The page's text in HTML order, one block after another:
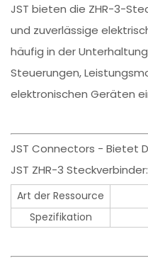
JST bieten die ZHR-3-
und zuverlässige
häufig in der
Steuerungen,
elektronischen Geräten
JST Connectors - Bietet
JST ZHR-3 Steckverbinder:
Art der Ressource
Spezifikation